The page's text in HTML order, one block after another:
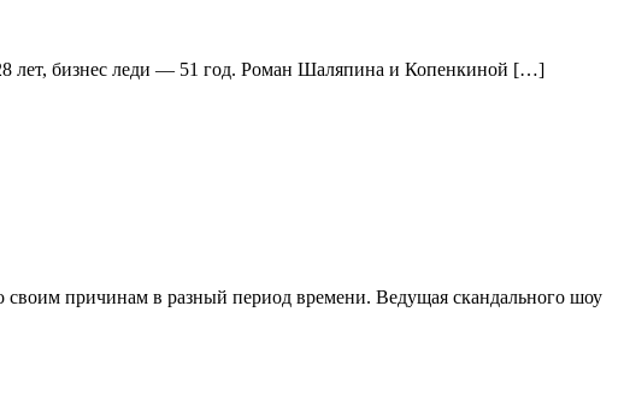
лет, бизнес леди — 51 год. Роман Шаляпина и Копенкиной […]
причинам в разный период времени. Ведущая скандального шоу